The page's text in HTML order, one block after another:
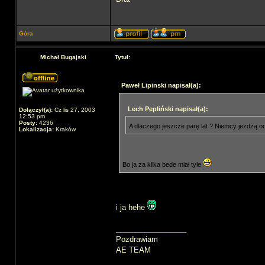
Góra
Michał Bugajski Tytuł:
Dołączył(a): Cz lis 27, 2003
12:53 pm
Posty: 4236
Lokalizacja: Kraków
Paweł Lipinski napisał(a):
Lech Pepliński napisał(a):
A dlaczego jeszcze parę lat ? Niemcy jezdżą
Bo ja za kilka bede miał tyle
i ja hehe
Pozdrawiam
AE TEAM